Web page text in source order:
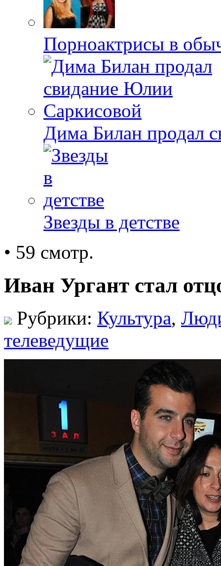
Порноактрисы в
Дима Билан продал
Звезды в детстве
• 59 смотр.
Иван Ургант стал
Рубрики: Культура,
телеведущие